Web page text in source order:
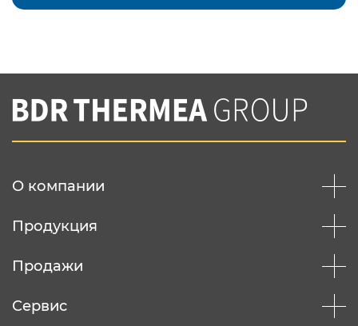
Подтвердить e-mail
Вы соглашаетесь с нашей политикой
конфеденциальности
О компании
Продукция
Продажи
Сервис